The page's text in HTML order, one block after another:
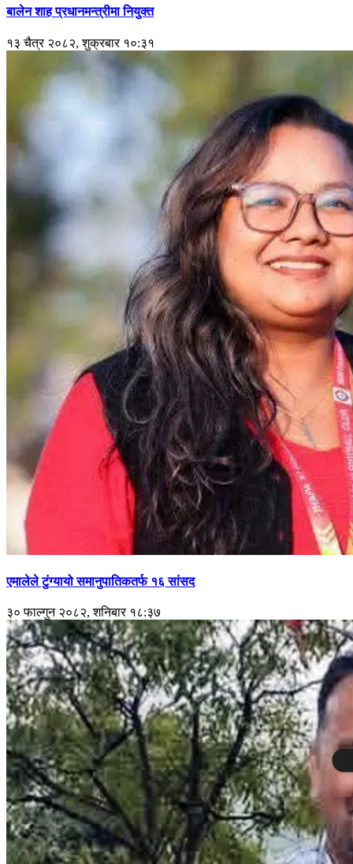
बालेन शाह प्रधानमन्त्रीमा नियुक्त
१३ चैत्र २०८२, शुक्रबार १०:३१
एमालेले टुंग्यायो समानुपातिकतर्फ १६ सांसद
३० फाल्गुन २०८२, शनिबार १८:३७